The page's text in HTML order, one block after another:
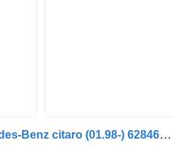
Ammortizzatore Mercedes-Benz citaro (01.98-) 6284600066 per autobus Mercedes-Benz Bus II (1996-)